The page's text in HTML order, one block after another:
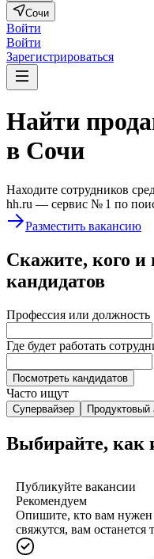
Сочи
Войти
Войти
Зарегистрироваться
Найти
в Сочи
Находите сотрудников
hh.ru — сервис № 1 по
Разместить вакансию
Скажите, кого
кандидатов
Профессия или должность
Где будет работать
Посмотреть кандидатов
Часто ищут
Супервайзер Продуктовый
Выбирайте, как
Публикуйте вакансии
Рекомендуем
Опишите, кто вам
свяжутся, вам останется